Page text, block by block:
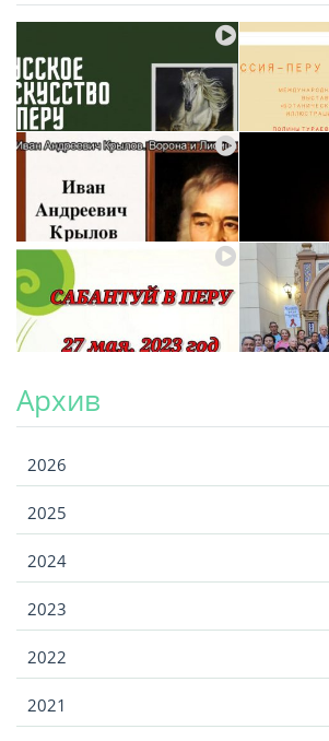
Архив
2026
2025
2024
2023
2022
2021